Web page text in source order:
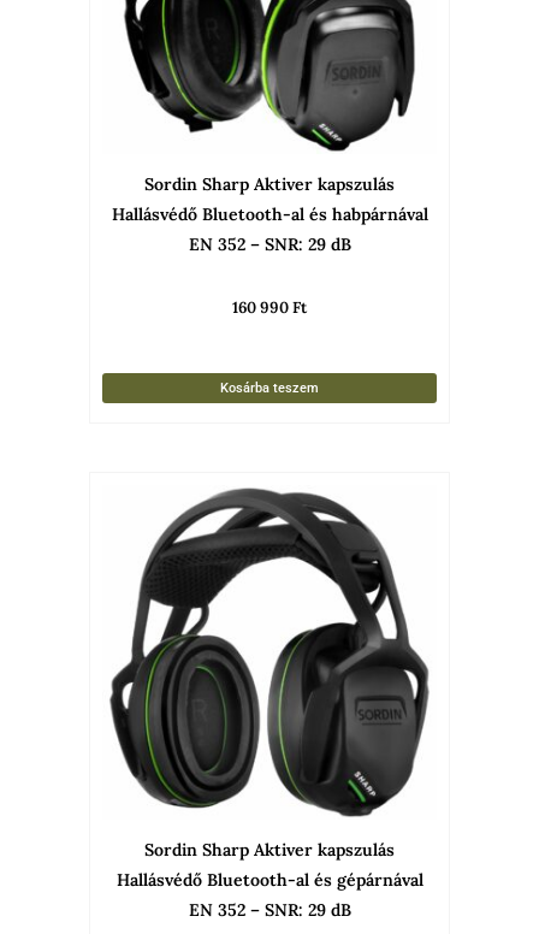
Sordin Sharp Aktiver kapszulás
Hallásvédő Bluetooth-al és habpárnával
EN 352 – SNR: 29 dB
160 990Ft
Kosárba teszem
Sordin Sharp Aktiver kapszulás
Hallásvédő Bluetooth-al és gépárnával
EN 352 – SNR: 29 dB